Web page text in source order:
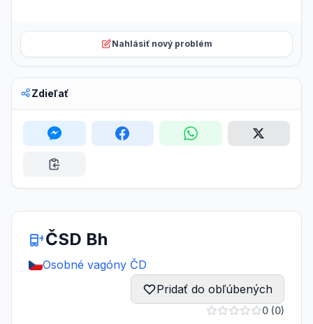
Nahlásiť nový problém
Zdieľať
ČSD Bh
Osobné vagóny ČD
Pridať do obľúbených
0 (0)